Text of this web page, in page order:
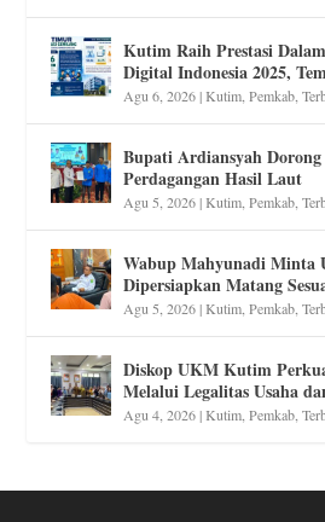
Kutim Raih Prestasi
Digital Indonesia 2025,
Agu 6, 2026|Kutim ,Pemkab ,
Bupati Ardiansyah
Perdagangan Hasil Laut
Agu 5, 2026|Kutim ,Pemkab ,
Wabup Mahyunadi Minta
Dipersiapkan Matang
Agu 5, 2026|Kutim ,Pemkab ,
Diskop UKM Kutim
Melalui Legalitas Usaha
Agu 4, 2026|Kutim ,Pemkab ,